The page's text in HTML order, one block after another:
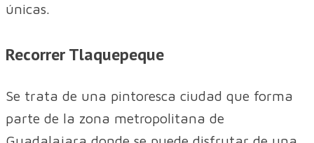
únicas.
Recorrer Tlaquepeque
Se trata de una pintoresca ciudad que forma
parte de la zona metropolitana de